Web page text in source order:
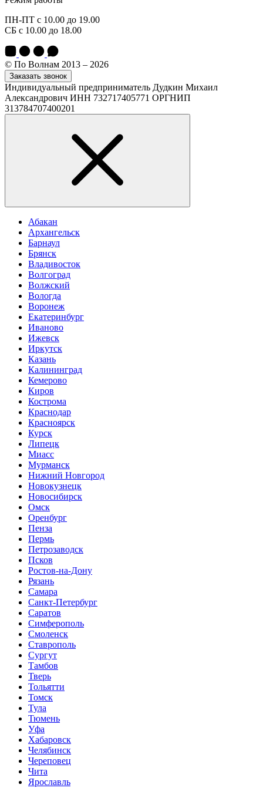
ПН-ПТ с 10.00 до 19.00
СБ с 10.00 до 18.00
© По Волнам 2013 – 2026
Заказать звонок
Индивидуальный предприниматель Дудкин Михаил
Александрович ИНН 732717405771 ОРГНИП
313784707400201
Абакан
Архангельск
Барнаул
Брянск
Владивосток
Волгоград
Волжский
Вологда
Воронеж
Екатеринбург
Иваново
Ижевск
Иркутск
Казань
Калининград
Кемерово
Киров
Кострома
Краснодар
Красноярск
Курск
Липецк
Миасс
Мурманск
Нижний Новгород
Новокузнецк
Новосибирск
Омск
Оренбург
Пенза
Пермь
Петрозаводск
Псков
Ростов-на-Дону
Рязань
Самара
Санкт-Петербург
Саратов
Симферополь
Смоленск
Ставрополь
Сургут
Тамбов
Тверь
Тольятти
Томск
Тула
Тюмень
Уфа
Хабаровск
Челябинск
Череповец
Чита
Ярославль